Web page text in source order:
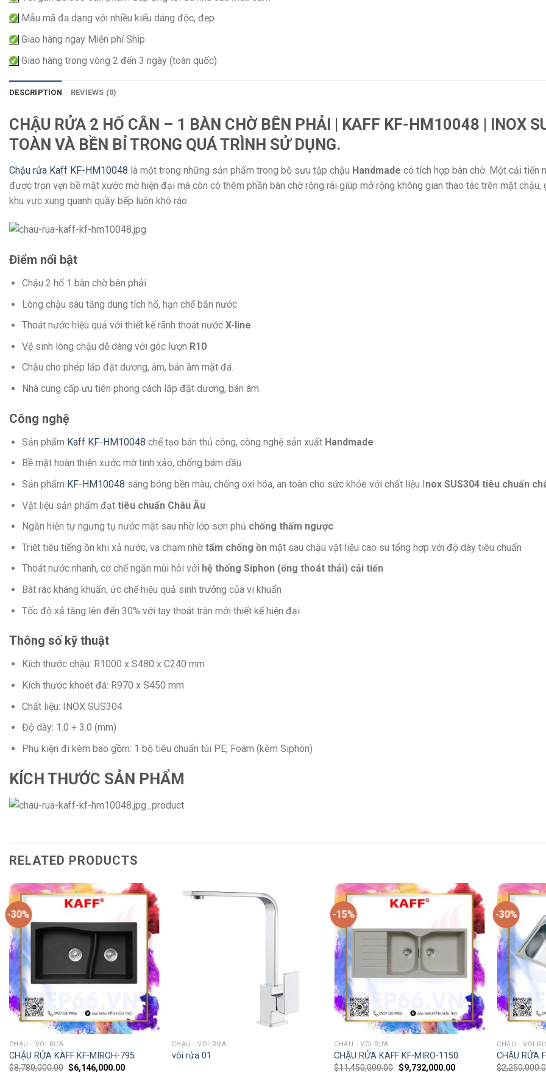
Mẫu mã đa dạng với nhiều kiểu dáng độc, đẹp
Giao hàng ngay Miễn phí Ship
Giao hàng trong vòng 2 đến 3 ngày (toàn quốc)
DESCRIPTION REVIEWS (0)
CHẬU RỬA 2 HỐ CÂN – 1 BÀN CHỜ BÊN PHẢI | KAFF KF-HM10048 | INOX
TOÀN VÀ BỀN BỈ TRONG QUÁ TRÌNH SỬ DỤNG.
Chậu rửa Kaff KF-HM10048 là một trong những sản phẩm trong bộ sưu tập chậu Handmade có tích hợp bàn chờ. Một cải tiến
được trọn vẹn bề mặt xước mờ hiện đại mà còn có thêm phần bàn chờ rộng rãi giúp mở rộng không gian thao tác trên mặt
khu vực xung quanh quầy bếp luôn khô ráo.
Điểm nổi bật
Chậu 2 hố 1 bàn chờ bên phải
Lòng chậu sâu tăng dung tích hố, hạn chế bắn nước
Thoát nước hiệu quả với thiết kế rãnh thoát nước X-line
Vệ sinh lòng chậu dễ dàng với góc lượn R10
Chậu cho phép lắp đặt dương, âm, bán âm mặt đá.
Nhà cung cấp ưu tiên phong cách lắp đặt dương, bán âm.
Công nghệ
Sản phẩm Kaff KF-HM10048 chế tạo bán thủ công, công nghệ sản xuất Handmade
Bề mặt hoàn thiện xước mờ tinh xảo, chống bám dầu
Sản phẩm KF-HM10048 sáng bóng bền màu, chống oxi hóa, an toàn cho sức khỏe với chất liệu Inox SUS304 tiêu chuẩn
Vật liệu sản phẩm đạt tiêu chuẩn Châu Âu
Ngăn hiện tự ngưng tụ nước mặt sau nhờ lớp sơn phủ chống thấm ngược
Triệt tiêu tiếng ồn khi xả nước, va chạm nhờtấm chống ồnmặt sau chậu vật liệu cao su tổng hợp với độ dày tiêu chuẩn
Thoát nước nhanh, cơ chế ngăn mùi hôi với hệ thống Siphon (ống thoát thải) cải tiến
Bát rác kháng khuẩn, ức chế hiệu quả sinh trưởng của vi khuẩn
Tốc độ xả tăng lên đến 30% với tay thoát tràn mới thiết kế hiện đại
Thông số kỹ thuật
Kích thước chậu: R1000 x S480 x C240 mm
Kích thước khoét đá: R970 x S450 mm
Chất liệu: INOX SUS304
Độ dày: 1.0 + 3.0 (mm)
Phụ kiện đi kèm bao gồm: 1 bộ tiêu chuẩn túi PE, Foam (kèm Siphon)
KÍCH THƯỚC SẢN PHẨM
RELATED PRODUCTS
-30%
CHẬU - VÒI RỬA
CHẬU RỬA KAFF KF-MIROH-795
$8,780,000.00 $6,146,000.00
CHẬU - VÒI RỬA
vòi rửa 01
-15%
CHẬU - VÒI RỬA
CHẬU RỬA KAFF KF-MIRO-1150
$11,450,000.00 $9,732,000.00
-30%
CHẬU - VÒI
CHẬU RỬA
$